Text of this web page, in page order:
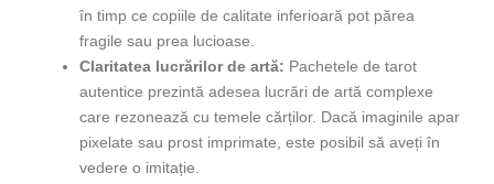
în timp ce copiile de calitate inferioară pot părea
fragile sau prea lucioase.
Claritatea lucrărilor de artă: Pachetele de tarot
autentice prezintă adesea lucrări de artă complexe
care rezonează cu temele cărților. Dacă imaginile apar
pixelate sau prost imprimate, este posibil să aveți în
vedere o imitație.